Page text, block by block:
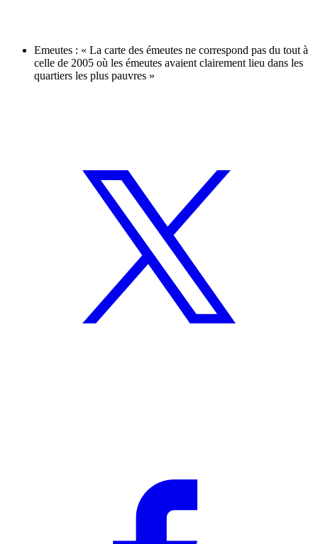
Emeutes : « La carte des émeutes ne correspond pas du tout à
celle de 2005 où les émeutes avaient clairement lieu dans les
quartiers les plus pauvres »